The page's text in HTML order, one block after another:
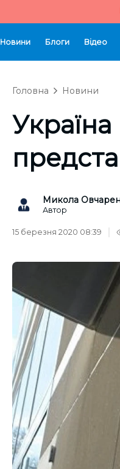
Новини Блоги Відео
Головна Новини
Микола
Автор
15 березня 2020 08:39